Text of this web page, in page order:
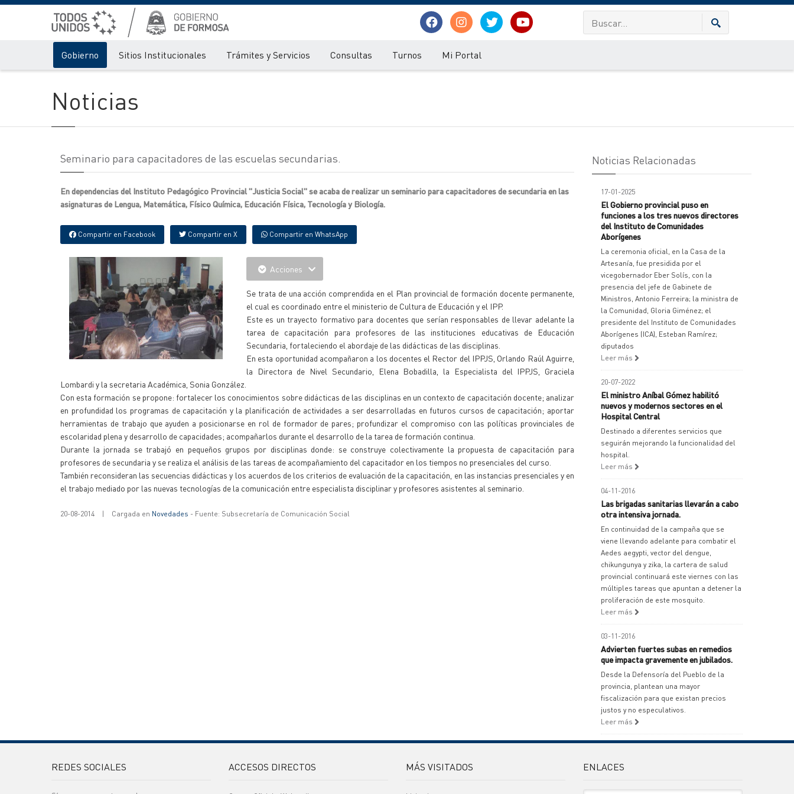
Gobierno Sitios Institucionales Trámites y Servicios Consultas Turnos Mi Portal
Noticias
Seminario para capacitadores de las escuelas secundarias.
En dependencias del Instituto Pedagógico Provincial "Justicia Social" se acaba de realizar un seminario para capacitadores de secundaria en las
asignaturas de Lengua, Matemática, Físico Química, Educación Física, Tecnología y Biología.
Compartir en Facebook Compartir en X Compartir en WhatsApp
Acciones
Se trata de una acción comprendida en el Plan provincial de formación docente permanente,
el cual es coordinado entre el ministerio de Cultura de Educación y el IPP.
Este es un trayecto formativo para docentes que serían responsables de llevar adelante la
tarea de capacitación para profesores de las instituciones educativas de Educación
Secundaria, fortaleciendo el abordaje de las didácticas de las disciplinas.
En esta oportunidad acompañaron a los docentes el Rector del IPPJS, Orlando Raúl Aguirre,
la Directora de Nivel Secundario, Elena Bobadilla, la Especialista del IPPJS, Graciela
Lombardi y la secretaria Académica, Sonia González.
Con esta formación se propone: fortalecer los conocimientos sobre didácticas de las disciplinas en un contexto de capacitación docente; analizar
en profundidad los programas de capacitación y la planificación de actividades a ser desarrolladas en futuros cursos de capacitación; aportar
herramientas de trabajo que ayuden a posicionarse en rol de formador de pares; profundizar el compromiso con las políticas provinciales de
escolaridad plena y desarrollo de capacidades; acompañarlos durante el desarrollo de la tarea de formación continua.
Durante la jornada se trabajó en pequeños grupos por disciplinas donde: se construye colectivamente la propuesta de capacitación para
profesores de secundaria y se realiza el análisis de las tareas de acompañamiento del capacitador en los tiempos no presenciales del curso.
También reconsideran las secuencias didácticas y los acuerdos de los criterios de evaluación de la capacitación, en las instancias presenciales y en
el trabajo mediado por las nuevas tecnologías de la comunicación entre especialista disciplinar y profesores asistentes al seminario.
20-08-2014 | Cargada en Novedades - Fuente: Subsecretaría de Comunicación Social
Noticias Relacionadas
17-01-2025
El Gobierno provincial puso en
funciones a los tres nuevos directores
del Instituto de Comunidades
Aborígenes
La ceremonia oficial, en la Casa de la
Artesanía, fue presidida por el
vicegobernador Eber Solís, con la
presencia del jefe de Gabinete de
Ministros, Antonio Ferreira; la ministra de
la Comunidad, Gloria Giménez; el
presidente del Instituto de Comunidades
Aborígenes (ICA), Esteban Ramírez;
diputados
Leer más
20-07-2022
El ministro Aníbal Gómez habilitó
nuevos y modernos sectores en el
Hospital Central
Destinado a diferentes servicios que
seguirán mejorando la funcionalidad del
hospital.
Leer más
04-11-2016
Las brigadas sanitarias llevarán a cabo
otra intensiva jornada.
En continuidad de la campaña que se
viene llevando adelante para combatir el
Aedes aegypti, vector del dengue,
chikungunya y zika, la cartera de salud
provincial continuará este viernes con las
múltiples tareas que apuntan a detener la
proliferación de este mosquito.
Leer más
03-11-2016
Advierten fuertes subas en remedios
que impacta gravemente en jubilados.
Desde la Defensoría del Pueblo de la
provincia, plantean una mayor
fiscalización para que existan precios
justos y no especulativos.
Leer más
REDES SOCIALES ACCESOS DIRECTOS MÁS VISITADOS ENLACES